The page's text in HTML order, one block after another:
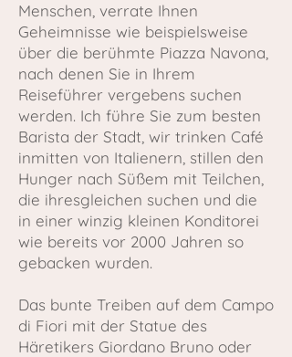
Menschen, verrate Ihnen
Geheimnisse wie beispielsweise
über die berühmte Piazza Navona,
nach denen Sie in Ihrem
Reiseführer vergebens suchen
werden. Ich führe Sie zum besten
Barista der Stadt, wir trinken Café
inmitten von Italienern, stillen den
Hunger nach Süßem mit Teilchen,
die ihresgleichen suchen und die
in einer winzig kleinen Konditorei
wie bereits vor 2000 Jahren so
gebacken wurden.
Das bunte Treiben auf dem Campo
di Fiori mit der Statue des
Häretikers Giordano Bruno oder